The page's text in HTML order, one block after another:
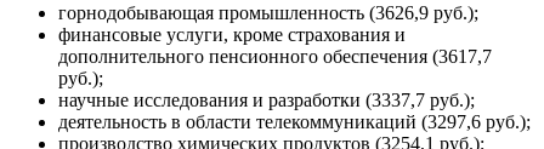
горнодобывающая промышленность (3626,9 руб.);
финансовые услуги, кроме страхования и
дополнительного пенсионного обеспечения (3617,7
руб.);
научные исследования и разработки (3337,7 руб.);
деятельность в области телекоммуникаций (3297,6 руб.);
производство химических продуктов (3254,1 руб.);